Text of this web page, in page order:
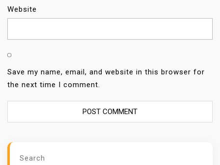
Website
Save my name, email, and website in this browser for
the next time I comment.
Search